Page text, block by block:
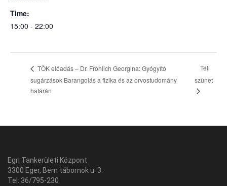
Time:
15:00 - 22:00
TÖK előadás – Dr. Fröhlich Georgina: Gyógyító
sugárzások Barangolás a fizika és az orvostudomány
határán
Téli
szünet
Egri Tankerületi Központ
3300 Eger, Bem tábornok u. 3.
Tel: 36/795-230